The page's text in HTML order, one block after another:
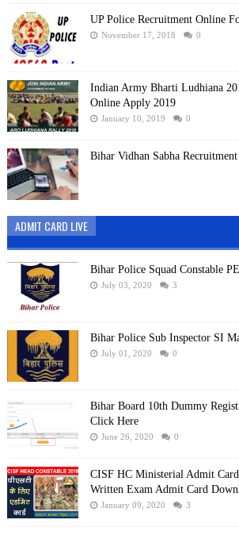
UP Police Recruitment Online
November 17, 2018 0
Indian Army Bharti Ludhiana
Online Apply 2019
January 10, 2019 0
Bihar Vidhan Sabha
ADMIT CARD LIVE
Bihar Police Squad Constable
July 03, 2020 3
Bihar Police Sub Inspector SI
July 01, 2020 0
Bihar Board 10th Dummy
Click Here
June 26, 2020 0
CISF HC Ministerial Admit
Written Exam Admit Card
January 09, 2020 3